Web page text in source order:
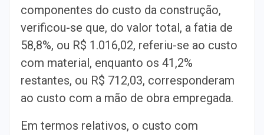
componentes do custo da construção,
verificou-se que, do valor total, a fatia de
58,8%, ou R$ 1.016,02, referiu-se ao custo
com material, enquanto os 41,2%
restantes, ou R$ 712,03, corresponderam
ao custo com a mão de obra empregada.
Em termos relativos, o custo com